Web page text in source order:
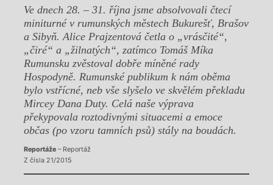
Ve dnech 28. – 31. října jsme absolvovali čtecí
miniturné v rumunských městech Bukurešť, Brašov
a Sibyň. Alice Prajzentová četla o „vrásčité“,
„čiré“ a „žilnatých“, zatímco Tomáš Míka
Rumunsku zvěstoval dobře míněné rady
Hospodyně. Rumunské publikum k nám oběma
bylo vstřícné, neb vše slyšelo ve skvělém překladu
Mircey Dana Duty. Celá naše výprava
překypovala roztodivnými situacemi a emoce
občas (po vzoru tamních psů) stály na boudách.
Reportáže– Reportáž
Z čísla 21/2015